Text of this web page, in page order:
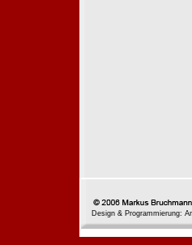
Design & Programmierung: